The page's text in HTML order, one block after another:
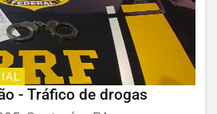
- Tráfico de drogas